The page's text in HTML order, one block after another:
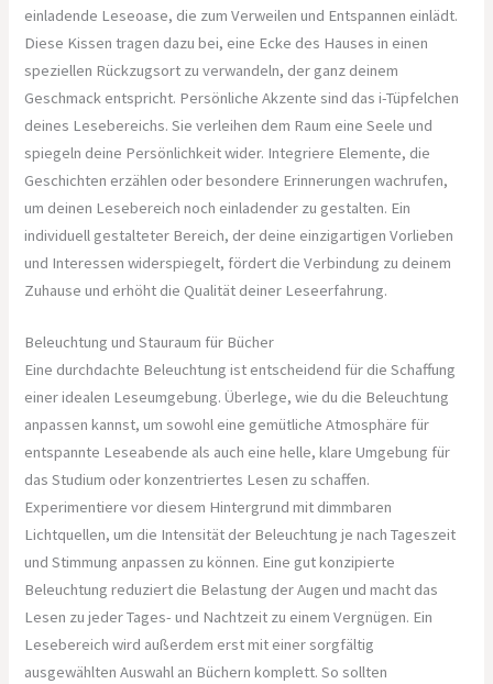
einladende Leseoase, die zum Verweilen und Entspannen einlädt.
Diese Kissen tragen dazu bei, eine Ecke des Hauses in einen
speziellen Rückzugsort zu verwandeln, der ganz deinem
Geschmack entspricht. Persönliche Akzente sind das i-Tüpfelchen
deines Lesebereichs. Sie verleihen dem Raum eine Seele und
spiegeln deine Persönlichkeit wider. Integriere Elemente, die
Geschichten erzählen oder besondere Erinnerungen wachrufen,
um deinen Lesebereich noch einladender zu gestalten. Ein
individuell gestalteter Bereich, der deine einzigartigen Vorlieben
und Interessen widerspiegelt, fördert die Verbindung zu deinem
Zuhause und erhöht die Qualität deiner Leseerfahrung.
Beleuchtung und Stauraum für Bücher
Eine durchdachte Beleuchtung ist entscheidend für die Schaffung
einer idealen Leseumgebung. Überlege, wie du die Beleuchtung
anpassen kannst, um sowohl eine gemütliche Atmosphäre für
entspannte Leseabende als auch eine helle, klare Umgebung für
das Studium oder konzentriertes Lesen zu schaffen.
Experimentiere vor diesem Hintergrund mit dimmbaren
Lichtquellen, um die Intensität der Beleuchtung je nach Tageszeit
und Stimmung anpassen zu können. Eine gut konzipierte
Beleuchtung reduziert die Belastung der Augen und macht das
Lesen zu jeder Tages- und Nachtzeit zu einem Vergnügen. Ein
Lesebereich wird außerdem erst mit einer sorgfältig
ausgewählten Auswahl an Büchern komplett. So sollten